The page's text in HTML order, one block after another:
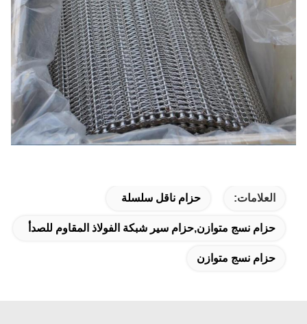
العلامات: حزام ناقل سلسلة
حزام نسج متوازن,حزام سير شبكة الفولاذ المقاوم للصدأ
حزام نسج متوازن